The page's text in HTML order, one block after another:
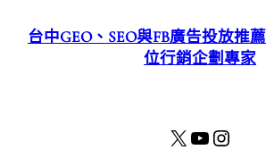
台中GEO、SEO與FB廣告投放推
位行銷企劃專家
X YouTube Instagram